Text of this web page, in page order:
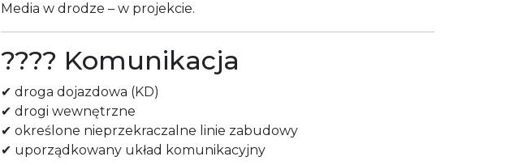
Media w drodze – w projekcie.
???? Komunikacja
✔ droga dojazdowa (KD)
✔ drogi wewnętrzne
✔ określone nieprzekraczalne linie zabudowy
✔ uporządkowany układ komunikacyjny